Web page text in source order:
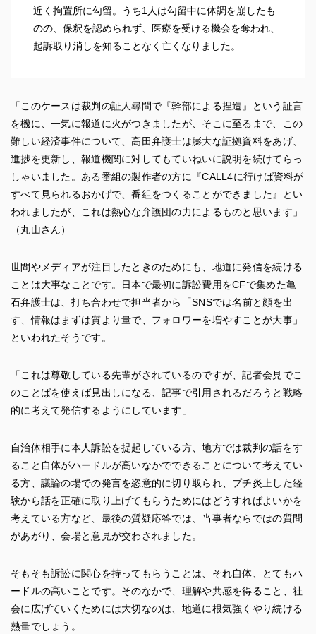
近く拘置所に勾留。うち1人は勾留中に体調を崩したも
のの、保釈を認められず、医療を受ける機会を奪われ、
起訴取り消しを知ることなく亡くなりました。
「このケースは裁判の証人尋問で『幹部による捏造』という証言
を機に、一気に報道に火がつきましたが、そこに至るまで、この
難しい経済事件について、高田弁護士は膨大な証拠資料をあげ、
進捗を更新し、報道機関に対してもていねいに説明を続けてらっ
しゃいました。ある番組の製作者の方に『CALL4に行けば資料が
すべて見られるおかげで、番組をつくることができました』とい
われましたが、これは熱心な弁護団の力によるものと思います」
（丸山さん）
世間やメディアが注目したときのためにも、地道に発信を続ける
ことは大事なことです。日本で最初に訴訟費用をCFで集めた亀
石弁護士は、打ち合わせで担当者から「SNSでは名前と顔を出
す、情報はまずは質より量で、フォロワーを増やすことが大事」
といわれたそうです。
「これは尊敬している先輩がされているのですが、記者会見でこ
のことばを使えば見出しになる、記事で引用されるだろうと戦略
的に考えて発信するようにしています」
自治体相手に本人訴訟を提起している方、地方では裁判の話をす
ること自体がハードルが高いなかでできることについて考えてい
る方、議論の場での発言を恣意的に切り取られ、プチ炎上した経
験から話を正確に取り上げてもらうためにはどうすればよいかを
考えている方など、最後の質疑応答では、当事者ならではの質問
があがり、会場と意見が交わされました。
そもそも訴訟に関心を持ってもらうことは、それ自体、とてもハ
ードルの高いことです。そのなかで、理解や共感を得ること、社
会に広げていくためには大切なのは、地道に根気強くやり続ける
熱量でしょう。